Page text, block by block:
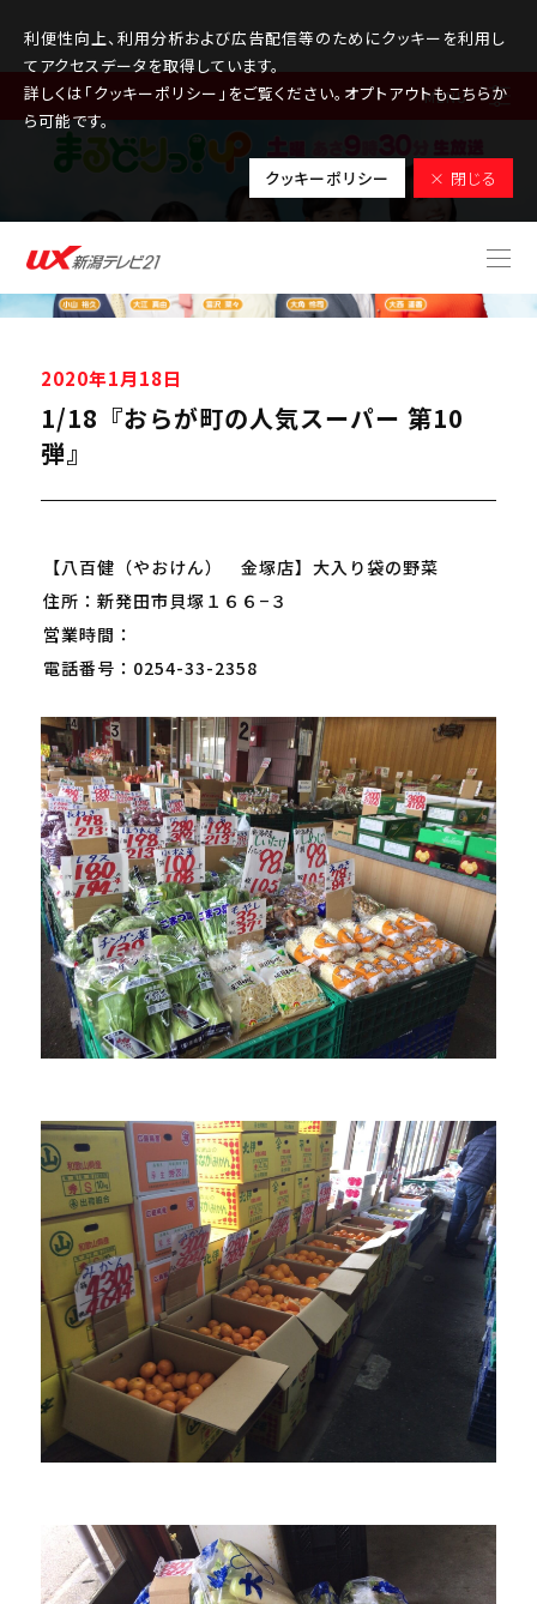
利便性向上、利用分析および広告配信等のためにクッキーを利用し
てアクセスデータを取得しています。
詳しくは「クッキーポリシー」をご覧ください。オプトアウトもこちらか
ら可能です。
クッキーポリシー × 閉じる
MENU
2020年1月18日
1/18『おらが町の人気スーパー 第10
弾』
【八百健（やおけん）　金塚店】大入り袋の野菜
住所：新発田市貝塚１６６−３
営業時間：
電話番号：0254-33-2358